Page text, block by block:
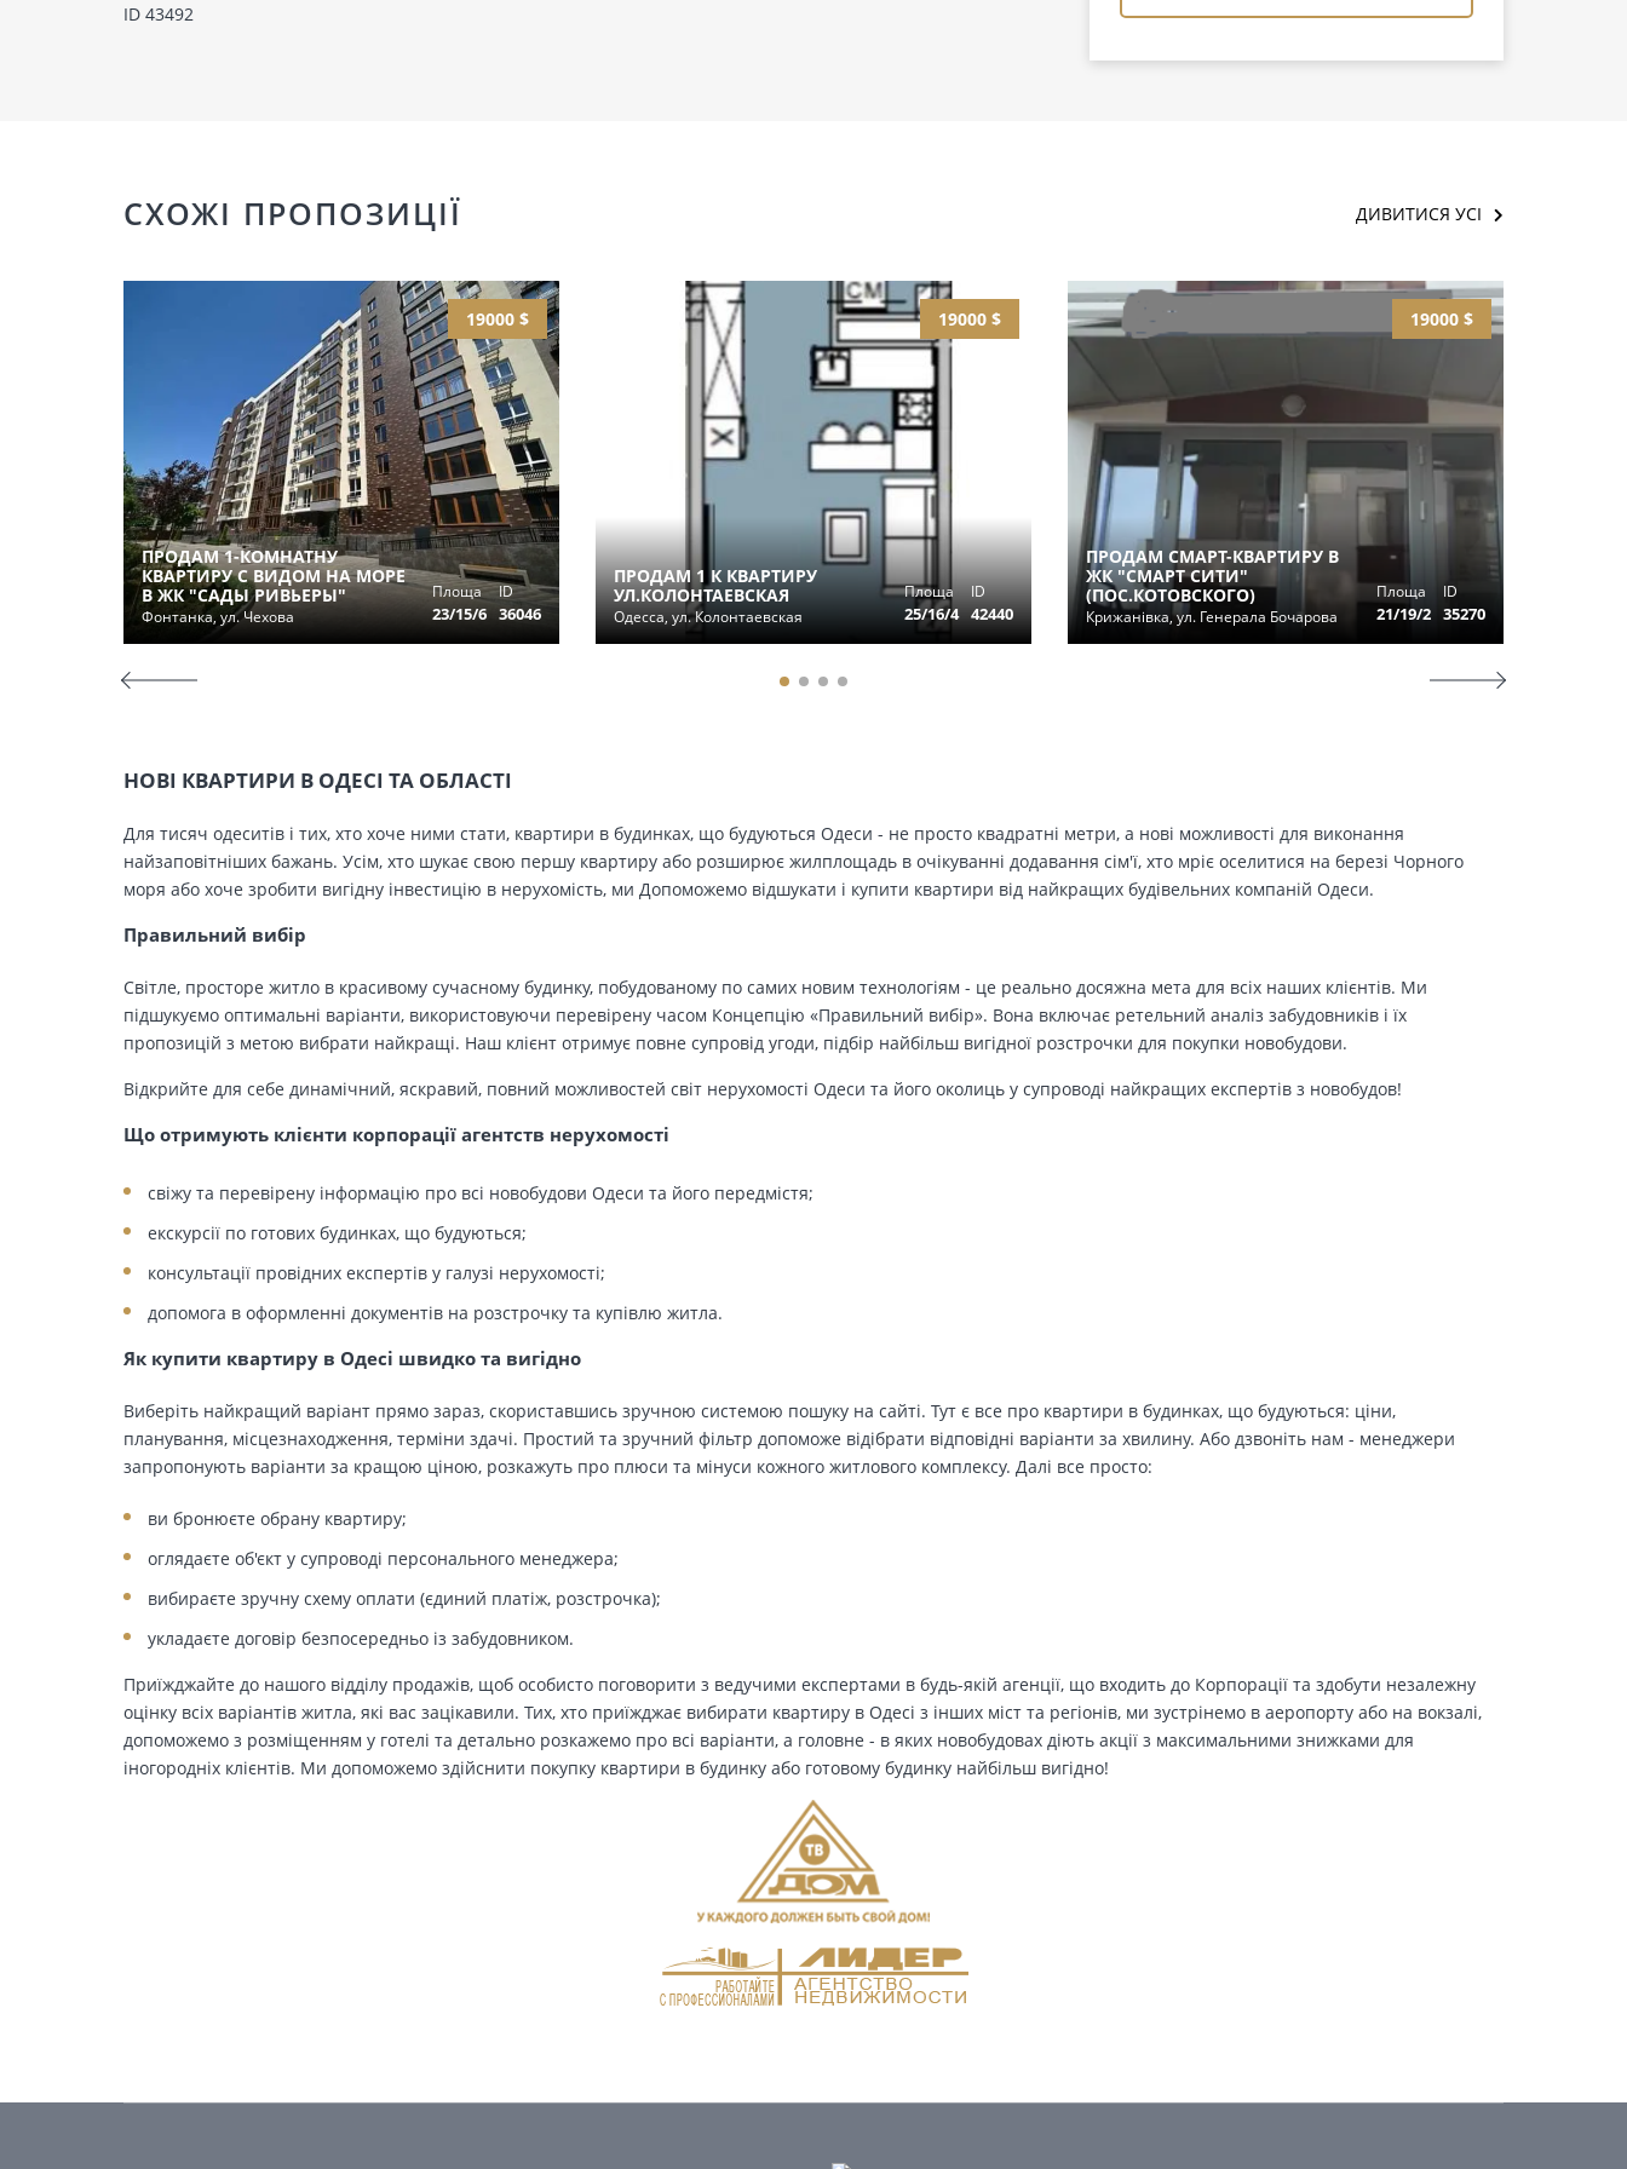
ID 43492
СХОЖІ ПРОПОЗИЦІЇ ДИВИТИСЯ УСІ
19000 $
ПРОДАМ 1-КОМНАТНУ
КВАРТИРУ С ВИДОМ НА МОРЕ
В ЖК "САДЫ РИВЬЕРЫ"
Фонтанка, ул. Чехова
Площа
23/15/6
ID
36046
19000 $
ПРОДАМ 1 К КВАРТИРУ
УЛ.КОЛОНТАЕВСКАЯ
Одесса, ул. Колонтаевская
Площа
25/16/4
ID
42440
19000 $
ПРОДАМ СМАРТ-КВАРТИРУ В
ЖК "СМАРТ СИТИ"
(ПОС.КОТОВСКОГО)
Крижанівка, ул. Генерала Бочарова
Площа
21/19/2
ID
35270
НОВІ КВАРТИРИ В ОДЕСІ ТА ОБЛАСТІ
Для тисяч одеситів і тих, хто хоче ними стати, квартири в будинках, що будуються Одеси - не просто квадратні метри, а нові можливості для виконання
найзаповітніших бажань. Усім, хто шукає свою першу квартиру або розширює жилплощадь в очікуванні додавання сім'ї, хто мріє оселитися на березі Чорного
моря або хоче зробити вигідну інвестицію в нерухомість, ми Допоможемо відшукати і купити квартири від найкращих будівельних компаній Одеси.
Правильний вибір
Світле, просторе житло в красивому сучасному будинку, побудованому по самих новим технологіям - це реально досяжна мета для всіх наших клієнтів. Ми
підшукуємо оптимальні варіанти, використовуючи перевірену часом Концепцію «Правильний вибір». Вона включає ретельний аналіз забудовників і їх
пропозицій з метою вибрати найкращі. Наш клієнт отримує повне супровід угоди, підбір найбільш вигідної розстрочки для покупки новобудови.
Відкрийте для себе динамічний, яскравий, повний можливостей світ нерухомості Одеси та його околиць у супроводі найкращих експертів з новобудов!
Що отримують клієнти корпорації агентств нерухомості
свіжу та перевірену інформацію про всі новобудови Одеси та його передмістя;
екскурсії по готових будинках, що будуються;
консультації провідних експертів у галузі нерухомості;
допомога в оформленні документів на розстрочку та купівлю житла.
Як купити квартиру в Одесі швидко та вигідно
Виберіть найкращий варіант прямо зараз, скориставшись зручною системою пошуку на сайті. Тут є все про квартири в будинках, що будуються: ціни,
планування, місцезнаходження, терміни здачі. Простий та зручний фільтр допоможе відібрати відповідні варіанти за хвилину. Або дзвоніть нам - менеджери
запропонують варіанти за кращою ціною, розкажуть про плюси та мінуси кожного житлового комплексу. Далі все просто:
ви бронюєте обрану квартиру;
оглядаєте об'єкт у супроводі персонального менеджера;
вибираєте зручну схему оплати (єдиний платіж, розстрочка);
укладаєте договір безпосередньо із забудовником.
Приїжджайте до нашого відділу продажів, щоб особисто поговорити з ведучими експертами в будь-якій агенції, що входить до Корпорації та здобути незалежну
оцінку всіх варіантів житла, які вас зацікавили. Тих, хто приїжджає вибирати квартиру в Одесі з інших міст та регіонів, ми зустрінемо в аеропорту або на вокзалі,
допоможемо з розміщенням у готелі та детально розкажемо про всі варіанти, а головне - в яких новобудовах діють акції з максимальними знижками для
іногородніх клієнтів. Ми допоможемо здійснити покупку квартири в будинку або готовому будинку найбільш вигідно!